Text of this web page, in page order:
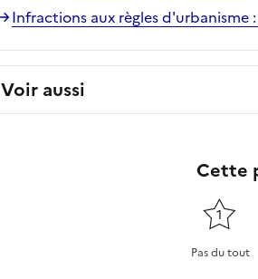
Infractions aux règles d'urbanisme
Voir aussi
Cette
1
Pas du tout